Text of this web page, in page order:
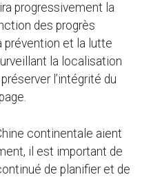
progressivement la
des progrès
prévention et la lutte
la localisation
l’intégrité du
continentale aient
il est important de
de planifier et de